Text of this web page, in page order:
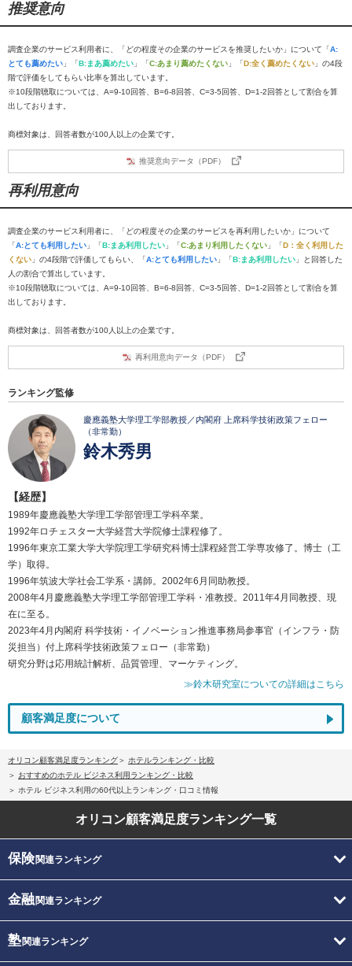
推奨意向
調査企業のサービス利用者に、「どの程度その企業のサービスを推奨したいか」について「A:
とても薦めたい 」「B:まあ薦めたい 」「C:あまり薦めたくない 」「D:全く薦めたくない 」の4段
階で評価をしてもらい比率を算出しています。
※10段階聴取については、A=9-10回答、B=6-8回答、C=3-5回答、D=1-2回答として割合を算
出しております。
商標対象は、回答者数が100人以上の企業です。
推奨意向データ（PDF）
再利用意向
調査企業のサービス利用者に、「どの程度その企業のサービスを再利用したいか」について
「A:とても利用したい 」「B:まあ利用したい 」「C:あまり利用したくない 」「D：全く利用した
くない 」の4段階で評価してもらい、「A:とても利用したい 」「B:まあ利用したい 」と回答した
人の割合で算出しています。
※10段階聴取については、A=9-10回答、B=6-8回答、C=3-5回答、D=1-2回答として割合を算
出しております。
商標対象は、回答者数が100人以上の企業です。
再利用意向データ（PDF）
ランキング監修
慶應義塾大学理工学部教授／内閣府 上席科学技術政策フェロー
（非常勤）
鈴木秀男
【経歴】
1989年慶應義塾大学理工学部管理工学科卒業。
1992年ロチェスター大学経営大学院修士課程修了。
1996年東京工業大学大学院理工学研究科博士課程経営工学専攻修了。博士（工
学）取得。
1996年筑波大学社会工学系・講師。2002年6月同助教授。
2008年4月慶應義塾大学理工学部管理工学科・准教授。2011年4月同教授、現
在に至る。
2023年4月内閣府 科学技術・イノベーション推進事務局参事官（インフラ・防
災担当）付上席科学技術政策フェロー（非常勤）
研究分野は応用統計解析、品質管理、マーケティング。
≫鈴木研究室についての詳細はこちら
顧客満足度について
オリコン顧客満足度ランキング
ホテルランキング・比較
おすすめのホテル ビジネス利用ランキング・比較
ホテル ビジネス利用の60代以上ランキング・口コミ情報
オリコン顧客満足度ランキング一覧
保険関連ランキング
金融関連ランキング
塾関連ランキング